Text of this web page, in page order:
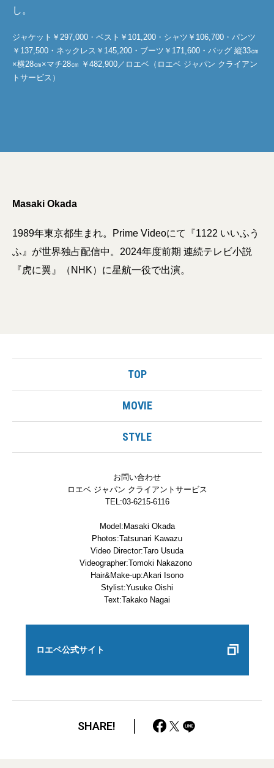
し。
ジャケット￥297,000・ベスト￥101,200・シャツ￥106,700・パンツ
￥137,500・ネックレス￥145,200・ブーツ￥171,600・バッグ 縦33㎝
×横28㎝×マチ28㎝ ￥482,900／ロエベ（ロエベ ジャパン クライアン
トサービス）
Masaki Okada
1989年東京都生まれ。Prime Videoにて『1122 いいふう
ふ』が世界独占配信中。2024年度前期 連続テレビ小説
『虎に翼』（NHK）に星航一役で出演。
TOP
MOVIE
STYLE
お問い合わせ
ロエベ ジャパン クライアントサービス
TEL:03-6215-6116
Model:Masaki Okada
Photos:Tatsunari Kawazu
Video Director:Taro Usuda
Videographer:Tomoki Nakazono
Hair&Make-up:Akari Isono
Stylist:Yusuke Oishi
Text:Takako Nagai
ロエベ公式サイト
SHARE!